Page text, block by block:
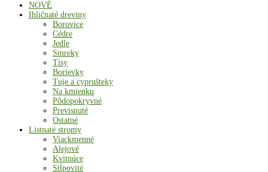
NOVÉ
Ihličnaté dreviny
Borovice
Cédre
Jedle
Smreky
Tisy
Borievky
Tuje a cyprušteky
Na kmienku
Pôdopokryvné
Previsnuté
Ostatné
Listnaté stromy
Viackmenné
Alejové
Kvitnúce
Stĺpovité